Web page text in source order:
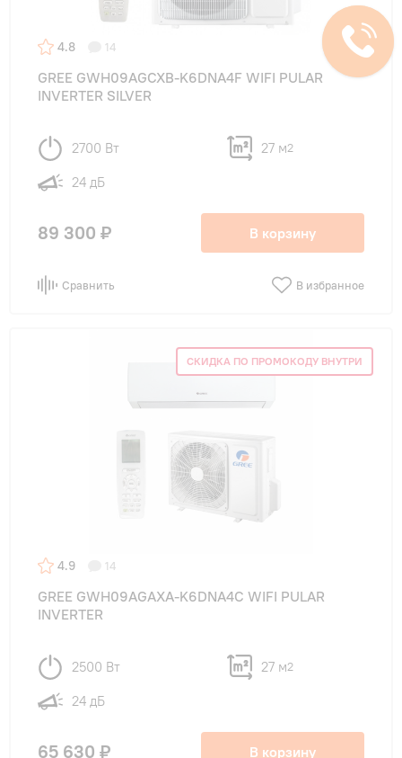
4.8 14
GREE GWH09AGCXB-K6DNA4F WIFI PULAR
INVERTER SILVER
2700 Вт 27 м2
24 дБ
89 300 ₽ В корзину
Сравнить В избранное
СКИДКА ПО ПРОМОКОДУ ВНУТРИ
4.9 14
GREE GWH09AGAXA-K6DNA4C WIFI PULAR
INVERTER
2500 Вт 27 м2
24 дБ
65 630 ₽ В корзину